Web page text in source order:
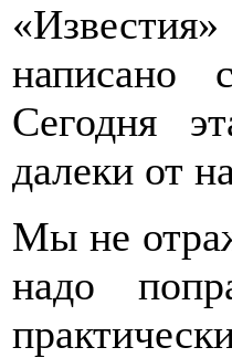
написано
Сегодня
далеки от
Мы не
надо